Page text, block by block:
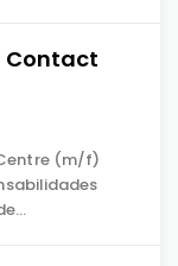
Contact
(m/f)